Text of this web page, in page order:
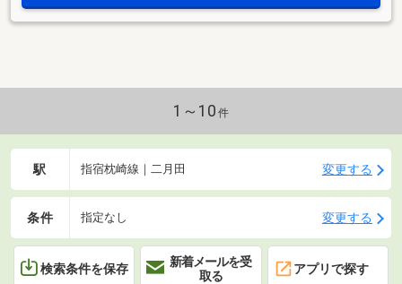
1～10 件
駅 指宿枕崎線｜二月田 変更する
条件 指定なし 変更する
検索条件を保存
新着メールを受
取る
アプリで探す